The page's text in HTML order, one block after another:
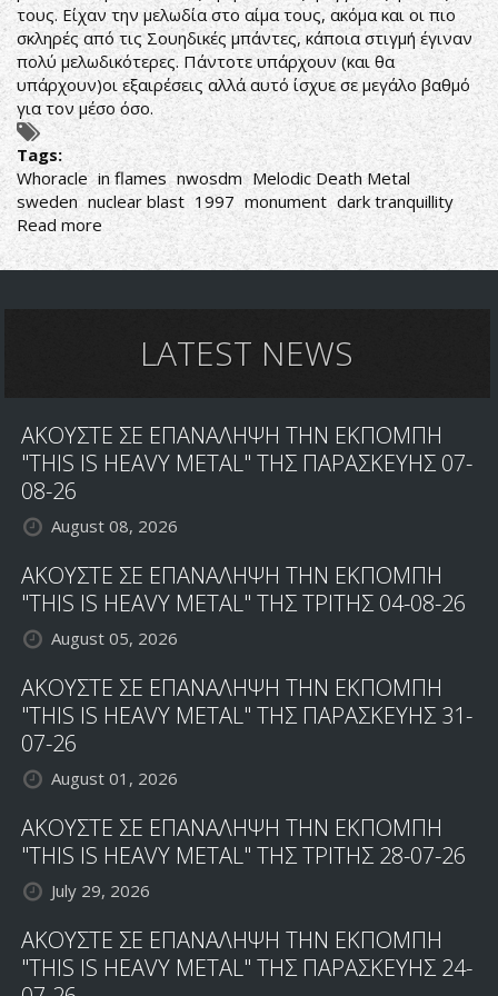
τους. Είχαν την μελωδία στο αίμα τους, ακόμα και οι πιο
σκληρές από τις Σουηδικές μπάντες, κάποια στιγμή έγιναν
πολύ μελωδικότερες. Πάντοτε υπάρχουν (και θα
υπάρχουν)οι εξαιρέσεις αλλά αυτό ίσχυε σε μεγάλο βαθμό
για τον μέσο όσο.
Tags:
Whoracle in flames nwosdm Melodic Death Metal
sweden nuclear blast 1997 monument dark tranquillity
Read more about
In
Flames-
LATEST NEWS
ΑΚΟΥΣΤΕ ΣΕ ΕΠΑΝΑΛΗΨΗ ΤΗΝ ΕΚΠΟΜΠΗ
"THIS IS HEAVY METAL" ΤΗΣ ΠΑΡΑΣΚΕΥΗΣ 07-
08-26
August 08, 2026
ΑΚΟΥΣΤΕ ΣΕ ΕΠΑΝΑΛΗΨΗ ΤΗΝ ΕΚΠΟΜΠΗ
"THIS IS HEAVY METAL" ΤΗΣ ΤΡΙΤΗΣ 04-08-26
August 05, 2026
ΑΚΟΥΣΤΕ ΣΕ ΕΠΑΝΑΛΗΨΗ ΤΗΝ ΕΚΠΟΜΠΗ
"THIS IS HEAVY METAL" ΤΗΣ ΠΑΡΑΣΚΕΥΗΣ 31-
07-26
August 01, 2026
ΑΚΟΥΣΤΕ ΣΕ ΕΠΑΝΑΛΗΨΗ ΤΗΝ ΕΚΠΟΜΠΗ
"THIS IS HEAVY METAL" ΤΗΣ ΤΡΙΤΗΣ 28-07-26
July 29, 2026
ΑΚΟΥΣΤΕ ΣΕ ΕΠΑΝΑΛΗΨΗ ΤΗΝ ΕΚΠΟΜΠΗ
"THIS IS HEAVY METAL" ΤΗΣ ΠΑΡΑΣΚΕΥΗΣ 24-